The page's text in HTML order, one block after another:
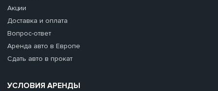
Акции
Доставка и оплата
Вопрос-ответ
Аренда авто в Европе
Сдать авто в прокат
УСЛОВИЯ АРЕНДЫ